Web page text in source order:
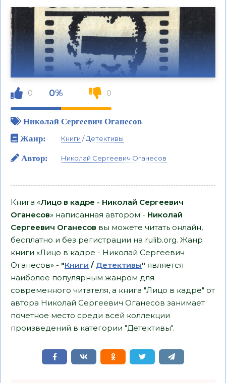
0 0% 0
Николай Сергеевич Оганесов
Жанр:
Книги /Детективы
Автор: Николай Сергеевич Оганесов
Книга «Лицо в кадре - Николай Сергеевич
Оганесов» написанная автором - Николай
Сергеевич Оганесов вы можете читать онлайн,
бесплатно и без регистрации на rulib.org. Жанр
книги «Лицо в кадре - Николай Сергеевич
Оганесов» - "Книги / Детективы" является
наиболее популярным жанром для
современного читателя, а книга "Лицо в кадре" от
автора Николай Сергеевич Оганесов занимает
почетное место среди всей коллекции
произведений в категории "Детективы".